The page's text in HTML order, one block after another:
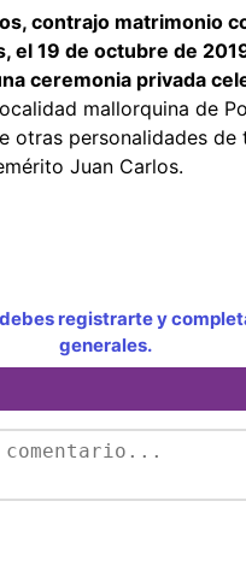
contrajo matrimonio
el 19 de octubre de
ceremonia privada
mallorquina de
otras personalidades de
Juan Carlos.
registrarte y
generales.